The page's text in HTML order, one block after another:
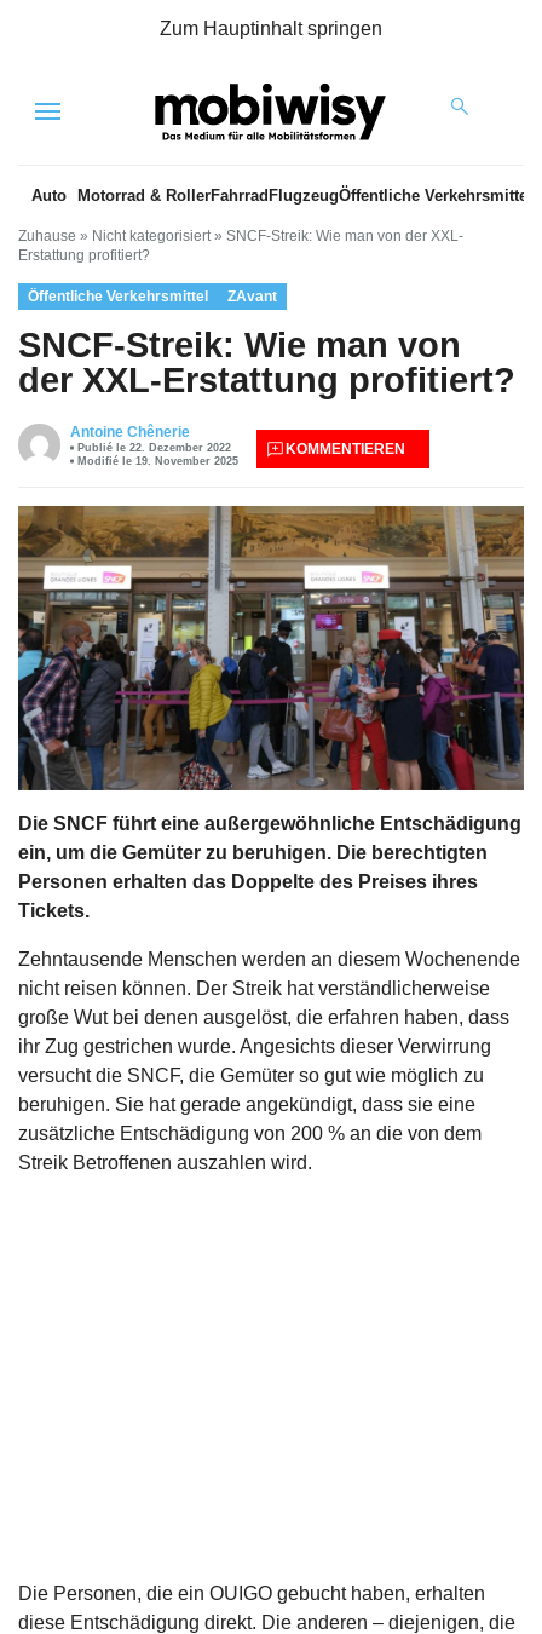
Zum Hauptinhalt springen
Menu
Auto Motorrad & RollerFahrrad FlugzeugÖffentliche Verkehrsmittel
Zuhause » Nicht kategorisiert » SNCF-Streik: Wie man von der XXL-
Erstattung profitiert?
Öffentliche Verkehrsmittel ZAvant
SNCF-Streik: Wie man von
der XXL-Erstattung profitiert?
Antoine Chênerie
Publié le 22. Dezember 2022
Modifié le 19. November 2025
KOMMENTIEREN
Die SNCF führt eine außergewöhnliche Entschädigung
ein, um die Gemüter zu beruhigen. Die berechtigten
Personen erhalten das Doppelte des Preises ihres
Tickets.
Zehntausende Menschen werden an diesem Wochenende
nicht reisen können. Der Streik hat verständlicherweise
große Wut bei denen ausgelöst, die erfahren haben, dass
ihr Zug gestrichen wurde. Angesichts dieser Verwirrung
versucht die SNCF, die Gemüter so gut wie möglich zu
beruhigen. Sie hat gerade angekündigt, dass sie eine
zusätzliche Entschädigung von 200 % an die von dem
Streik Betroffenen auszahlen wird.
Die Personen, die ein OUIGO gebucht haben, erhalten
diese Entschädigung direkt. Die anderen – diejenigen, die